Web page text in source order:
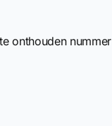
onthouden nummer